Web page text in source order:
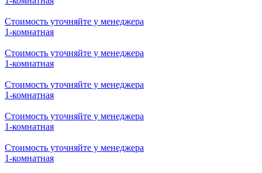
Стоимость уточняйте у менеджера
1-комнатная
Стоимость уточняйте у менеджера
1-комнатная
Стоимость уточняйте у менеджера
1-комнатная
Стоимость уточняйте у менеджера
1-комнатная
Стоимость уточняйте у менеджера
1-комнатная